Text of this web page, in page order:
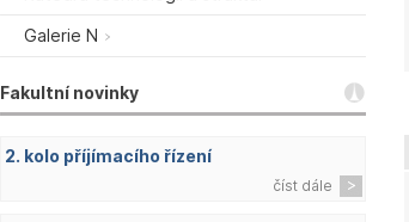
Galerie N
Fakultní novinky
2. kolo příjímacího řízení
číst dále